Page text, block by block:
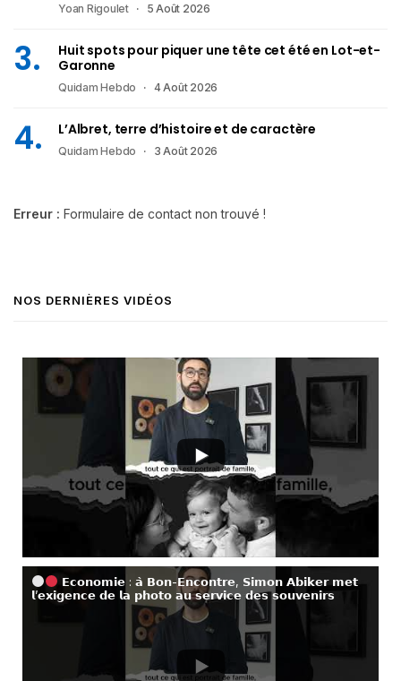
Yoan Rigoulet 5 Août 2026
Huit spots pour piquer une tête cet été en Lot-et-
Garonne
Quidam Hebdo 4 Août 2026
L’Albret, terre d’histoire et de caractère
Quidam Hebdo 3 Août 2026
Erreur : Formulaire de contact non trouvé !
NOS DERNIÈRES VIDÉOS
𝗘𝗰𝗼𝗻𝗼𝗺𝗶𝗲 : 𝗮̀ 𝗕𝗼𝗻-𝗘𝗻𝗰𝗼𝗻𝘁𝗿𝗲, 𝗦𝗶𝗺𝗼𝗻 𝗔𝗯𝗶𝗸𝗲𝗿 𝗺𝗲𝘁
𝗹’𝗲𝘅𝗶𝗴𝗲𝗻𝗰𝗲 𝗱𝗲 𝗹𝗮 𝗽𝗵𝗼𝘁𝗼 𝗮𝘂 𝘀𝗲𝗿𝘃𝗶𝗰𝗲 𝗱𝗲𝘀 𝘀𝗼𝘂𝘃𝗲𝗻𝗶𝗿𝘀